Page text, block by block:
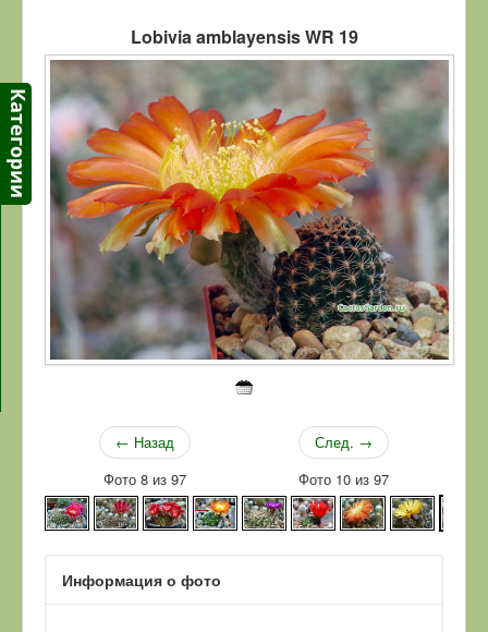
Отзывы
Ссылки
Контакты
Lobivia amblayensis WR 19
← Назад
Фото 8 из 97
След. →
Фото 10 из 97
Информация о фото